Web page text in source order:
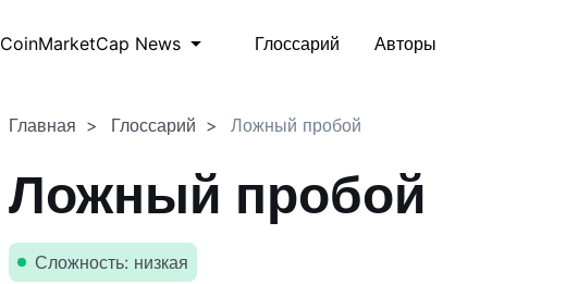
CoinMarketCap News Глоссарий Авторы
Главная Глоссарий Ложный пробой
Ложный пробой
Сложность: низкая